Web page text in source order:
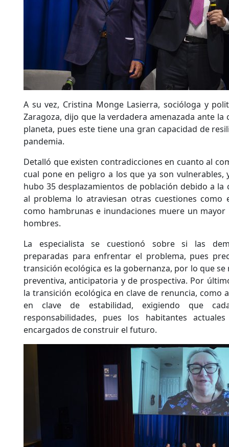
A su vez, Cristina Monge Lasierra, socióloga y
Zaragoza, dijo que la verdadera amenazada ante la
planeta, pues este tiene una gran capacidad de
pandemia.
Detalló que existen contradicciones en cuanto al
cual pone en peligro a los que ya son vulnerables,
hubo 35 desplazamientos de población debido a la
al problema lo atraviesan otras cuestiones como
como hambrunas e inundaciones muere un
hombres.
La especialista se cuestionó sobre si las
preparadas para enfrentar el problema, pues
transición ecológica es la gobernanza, por lo que
preventiva, anticipatoria y de prospectiva. Por
la transición ecológica en clave de renuncia, como
en clave de estabilidad, exigiendo que
responsabilidades, pues los habitantes
encargados de construir el futuro.